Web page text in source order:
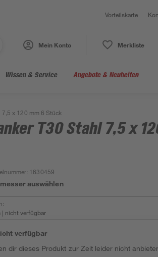
Vorteilskarte
Mein Konto Merkliste
Wissen & Service Angebote & Neuheiten
7,5 x 120 mm 6 Stück
T30 Stahl 7,5 x
: 1630459
auswählen
| nicht verfügbar
verfügbar
dir dieses Produkt zur Zeit leider nicht